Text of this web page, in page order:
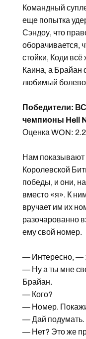
Командный
еще попытка
Сэндоу, что
оборачивается,
стойки, Коди всё
Каина, а Брайан
любимый
Победители:
чемпионы Hell
Оценка WON:
Нам
Королевской
победы, и они,
вместо «я». К
вручает им их
разочарованно
ему свой номер.
— Интересно, —
— Ну а ты мне
Брайан.
— Кого?
— Номер.
— Дай подумать.
— Нет? Это же